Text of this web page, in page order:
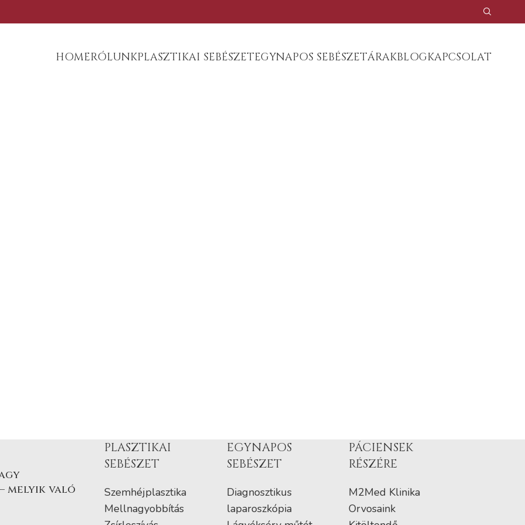
HOMERÓLUNKPLASZTIKAI SEBÉSZETEGYNAPOS SEBÉSZETÁRAKBLOGKAPCSOLAT
melyik való
PLASZTIKAI
SEBÉSZET
Szemhéjplasztika
Mellnagyobbítás
EGYNAPOS
SEBÉSZET
Diagnosztikus
laparoszkópia
PÁCIENSEK
RÉSZÉRE
M2Med Klinika
Orvosaink